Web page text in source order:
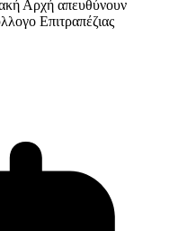
Αρχή απευθύνουν
Επιτραπέζιας